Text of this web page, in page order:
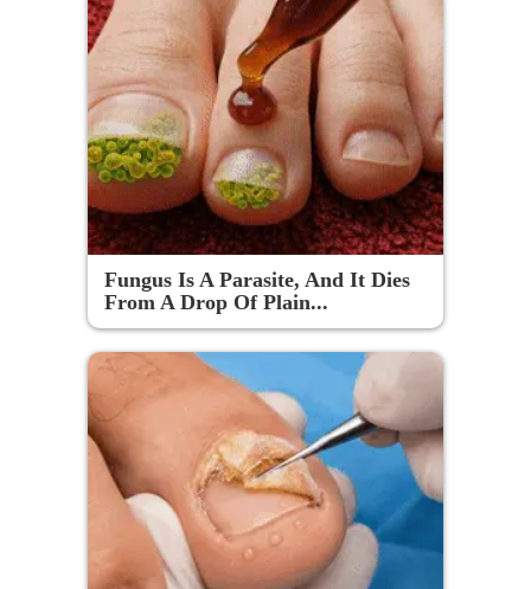
Fungus Is A Parasite, And It Dies
From A Drop Of Plain...